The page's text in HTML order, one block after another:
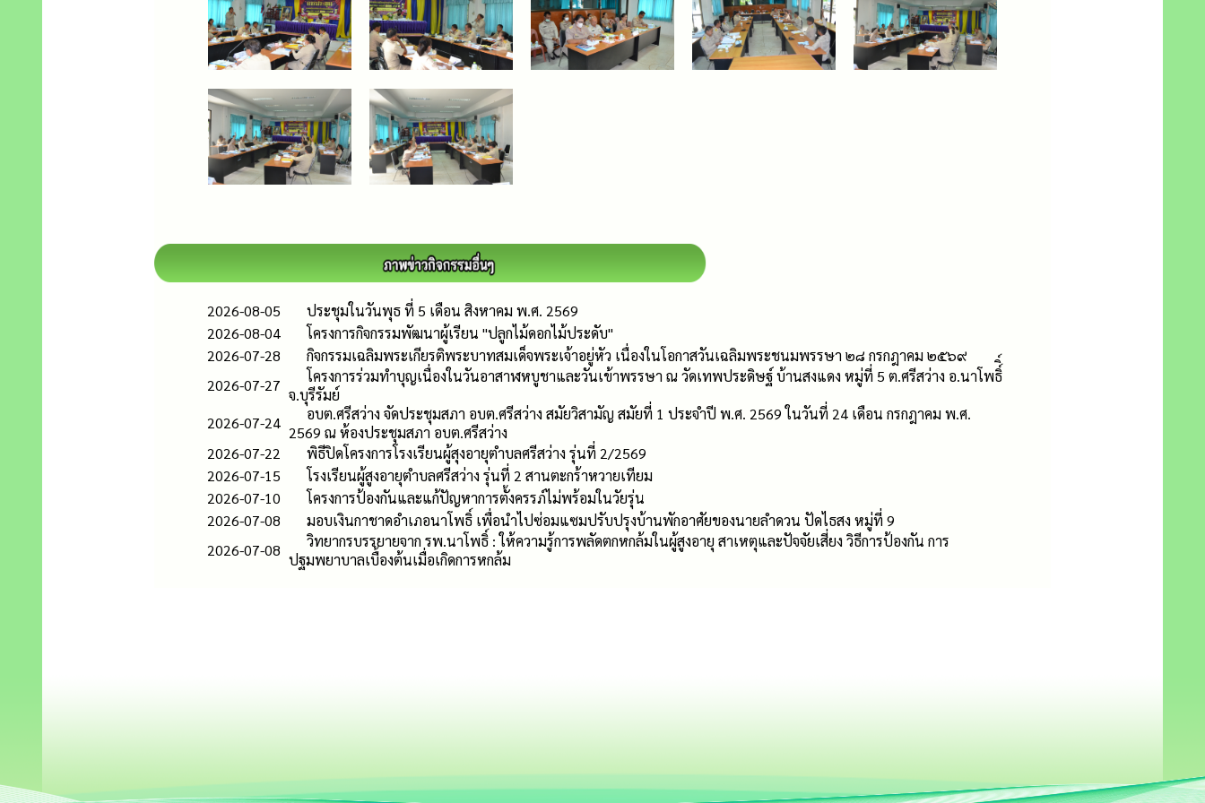
2026-08-05
ประชุมในวันพุธ ที่ 5 เดือน สิงหาคม พ.ศ. 2569
2026-08-04
โครงการกิจกรรมพัฒนาผู้เรียน "ปลูกไม้ดอกไม้ประดับ"
2026-07-28
กิจกรรมเฉลิมพระเกียรติพระบาทสมเด็จพระเจ้าอยู่หัว เนื่องในโอกาสวันเฉลิมพระชนมพรรษา ๒๘ กรกฎาคม ๒๕๖๙
2026-07-27
โครงการร่วมทำบุญเนื่องในวันอาสาฬหบูชาและวันเข้าพรรษา ณ วัดเทพประดิษฐ์ บ้านสงแดง หมู่ที่ 5 ต.ศรีสว่าง อ.นาโพธิ์ิ์
จ.บุรีรัมย์
2026-07-24
อบต.ศรีสว่าง จัดประชุมสภา อบต.ศรีสว่าง สมัยวิสามัญ สมัยที่ 1 ประจำปี พ.ศ. 2569 ในวันที่ 24 เดือน กรกฎาคม พ.ศ.
2569 ณ ห้องประชุมสภา อบต.ศรีสว่าง
2026-07-22
พิธีปิดโครงการโรงเรียนผู้สุงอายุตำบลศรีสว่าง รุ่นที่ 2/2569
2026-07-15
โรงเรียนผู้สูงอายุตำบลศรีสว่าง รุ่นที่ 2 สานตะกร้าหวายเทียม
2026-07-10
โครงการป้องกันและแก้ปัญหาการตั้งครรภ์ไม่พร้อมในวัยรุ่น
2026-07-08
มอบเงินกาชาดอำเภอนาโพธิ์ เพื่อนำไปซ่อมแซมปรับปรุงบ้านพักอาศัยของนายลำดวน ปัดไธสง หมู่ที่ 9
2026-07-08
วิทยากรบรรยายจาก รพ.นาโพธิ์ : ให้ความรู้การพลัดตกหกล้มในผู้สูงอายุ สาเหตุและปัจจัยเสี่ยง วิธีการป้องกัน การ
ปฐมพยาบาลเบื้องต้นเมื่อเกิดการหกล้ม